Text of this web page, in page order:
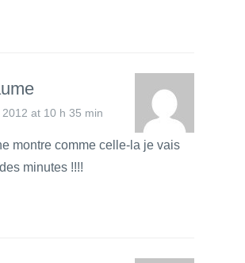
at 10 h 35 min
montre comme celle-la je vais
minutes !!!!